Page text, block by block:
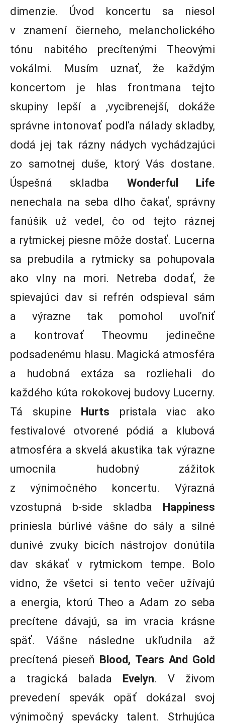
dimenzie. Úvod koncertu sa niesol
v znamení čierneho, melancholického
tónu nabitého precítenými Theovými
vokálmi. Musím uznať, že každým
koncertom je hlas frontmana tejto
skupiny lepší a ,vycibrenejší, dokáže
správne intonovať podľa nálady skladby,
dodá jej tak rázny nádych vychádzajúci
zo samotnej duše, ktorý Vás dostane.
Úspešná skladba Wonderful Life
nenechala na seba dlho čakať, správny
fanúšik už vedel, čo od tejto ráznej
a rytmickej piesne môže dostať. Lucerna
sa prebudila a rytmicky sa pohupovala
ako vlny na mori. Netreba dodať, že
spievajúci dav si refrén odspieval sám
a výrazne tak pomohol uvoľniť
a kontrovať Theovmu jedinečne
podsadenému hlasu. Magická atmosféra
a hudobná extáza sa rozliehali do
každého kúta rokokovej budovy Lucerny.
Tá skupine Hurts pristala viac ako
festivalové otvorené pódiá a klubová
atmosféra a skvelá akustika tak výrazne
umocnila hudobný zážitok
z výnimočného koncertu. Výrazná
vzostupná b-side skladba Happiness
priniesla búrlivé vášne do sály a silné
dunivé zvuky bicích nástrojov donútila
dav skákať v rytmickom tempe. Bolo
vidno, že všetci si tento večer užívajú
a energia, ktorú Theo a Adam zo seba
precítene dávajú, sa im vracia krásne
späť. Vášne následne ukľudnila až
precítená pieseň Blood, Tears And Gold
a tragická balada Evelyn. V živom
prevedení spevák opäť dokázal svoj
výnimočný spevácky talent. Strhujúca